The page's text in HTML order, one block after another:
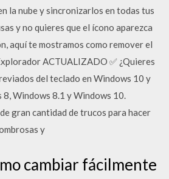
la nube y sincronizarlos en todas tus
y no quieres que el ícono aparezca
aquí te mostramos como remover el
ACTUALIZADO ✅ ¿Quieres
del teclado en Windows 10 y
Windows 8.1 y Windows 10.
gran cantidad de trucos para hacer
y
cambiar fácilmente